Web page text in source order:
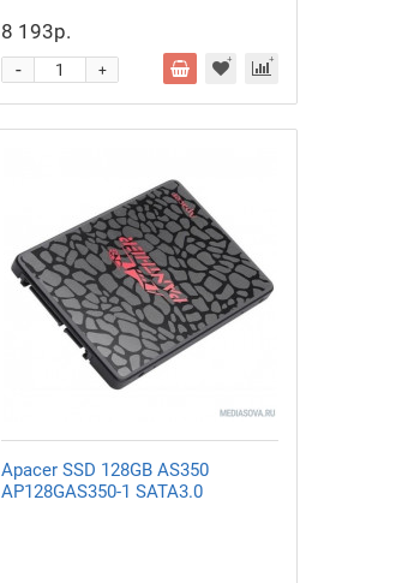
8 193р.
+
-
Apacer SSD 128GB AS350
AP128GAS350-1 SATA3.0